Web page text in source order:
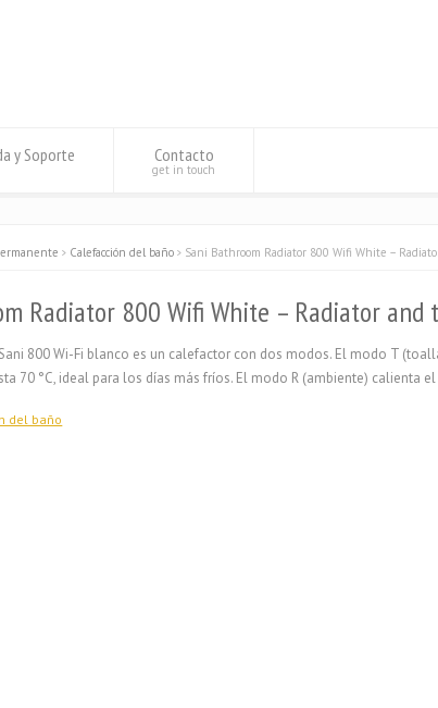
y Soporte Contacto
get in touch
Calefacción del baño Sani Bathroom Radiator 800 Wifi White –
Radiator 800 Wifi White – Radiator and
800 Wi-Fi blanco es un calefactor con dos modos. El modo T
70 °C, ideal para los días más fríos. El modo R (ambiente) calienta
del baño